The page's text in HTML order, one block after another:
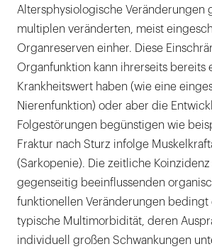
Altersphysiologische Veränderungen
multiplen veränderten, meist
Organreserven einher. Diese
Organfunktion kann ihrerseits bereits
Krankheitswert haben (wie eine
Nierenfunktion) oder aber die
Folgestörungen begünstigen wie
Fraktur nach Sturz infolge
(Sarkopenie). Die zeitliche
gegenseitig beeinflussenden
funktionellen Veränderungen bedingt
typische Multimorbidität, deren
individuell großen Schwankungen